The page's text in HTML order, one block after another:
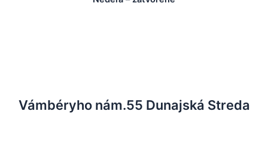
Vámbéryho nám.55 Dunajská Streda